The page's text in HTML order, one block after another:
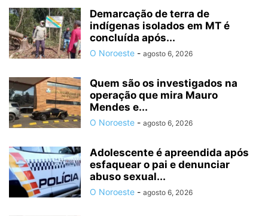
Demarcação de terra de
indígenas isolados em MT é
concluída após...
O Noroeste - agosto 6, 2026
Quem são os investigados na
operação que mira Mauro
Mendes e...
O Noroeste - agosto 6, 2026
Adolescente é apreendida após
esfaquear o pai e denunciar
abuso sexual...
O Noroeste - agosto 6, 2026